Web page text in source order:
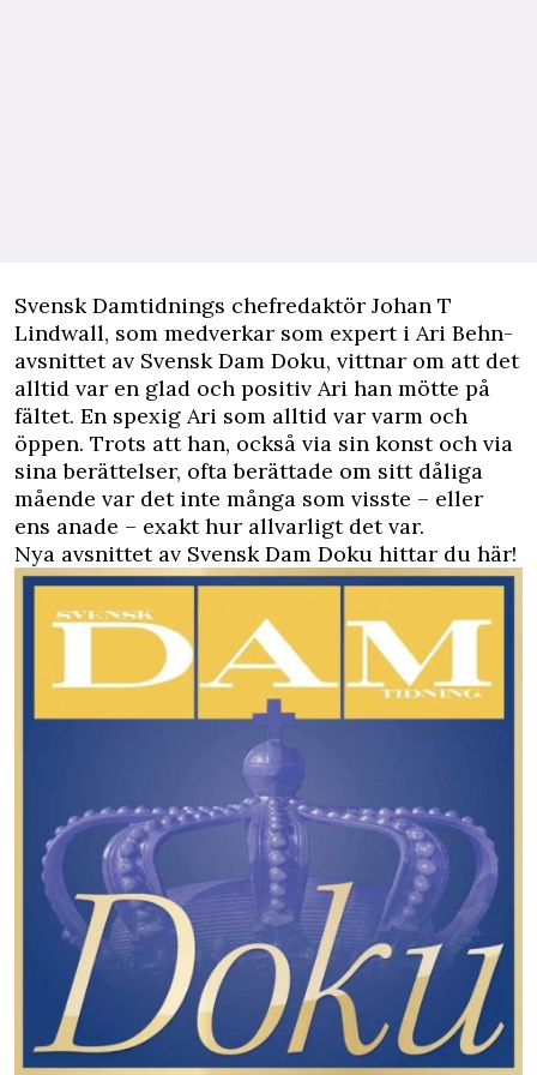
Svensk Damtidnings chefredaktör Johan T
Lindwall, som medverkar som expert i Ari Behn-
avsnittet av Svensk Dam Doku, vittnar om att det
alltid var en glad och positiv Ari han mötte på
fältet. En spexig Ari som alltid var varm och
öppen. Trots att han, också via sin konst och via
sina berättelser, ofta berättade om sitt dåliga
mående var det inte många som visste – eller
ens anade – exakt hur allvarligt det var.
Nya avsnittet av Svensk Dam Doku hittar du här!